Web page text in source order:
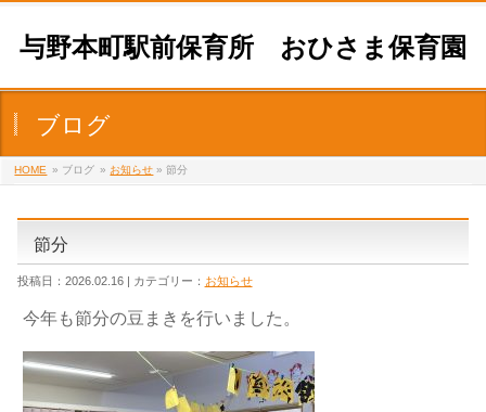
与野本町駅前保育所 おひさま保育園
ブログ
HOME » ブログ » お知らせ » 節分
節分
投稿日：2026.02.16 | カテゴリー： お知らせ
今年も節分の豆まきを行いました。